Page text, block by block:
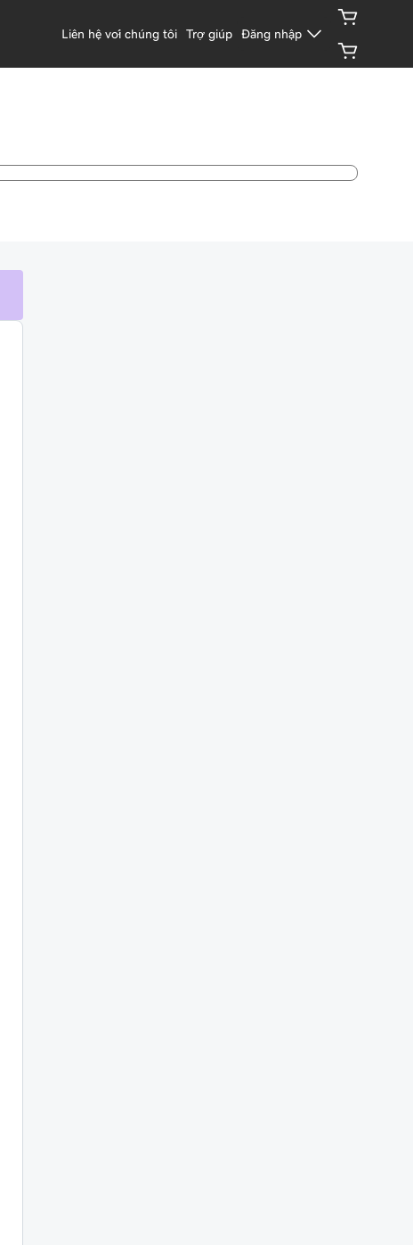
Liên hệ với chúng tôi Trợ giúp Đăng nhập